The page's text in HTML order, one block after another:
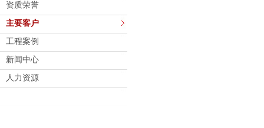
资质荣誉
主要客户
工程案例
新闻中心
人力资源